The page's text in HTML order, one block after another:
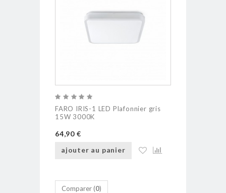
FARO IRIS-1 LED Plafonnier gris
15W 3000K
64,90 €
ajouter au panier
Comparer (0)